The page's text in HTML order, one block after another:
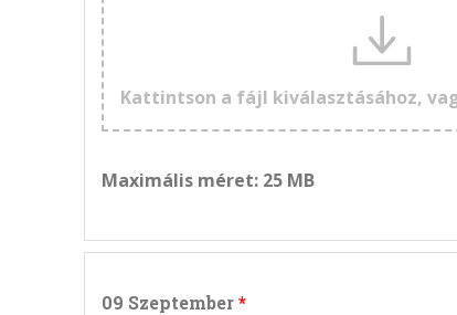
Kattintson a fájl kiválasztásához,
Maximális méret: 25 MB
09 Szeptember